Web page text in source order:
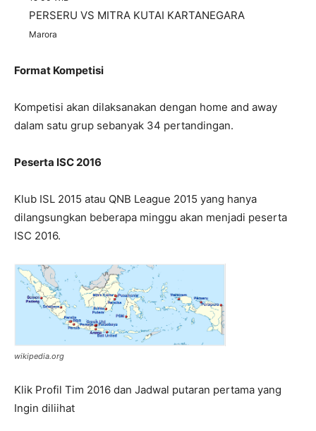
PERSERU VS MITRA KUTAI KARTANEGARA
Marora
Format Kompetisi
Kompetisi akan dilaksanakan dengan home and away
dalam satu grup sebanyak 34 pertandingan.
Peserta ISC 2016
Klub ISL 2015 atau QNB League 2015 yang hanya
dilangsungkan beberapa minggu akan menjadi peserta
ISC 2016.
wikipedia.org
Klik Profil Tim 2016 dan Jadwal putaran pertama yang
Ingin diliihat